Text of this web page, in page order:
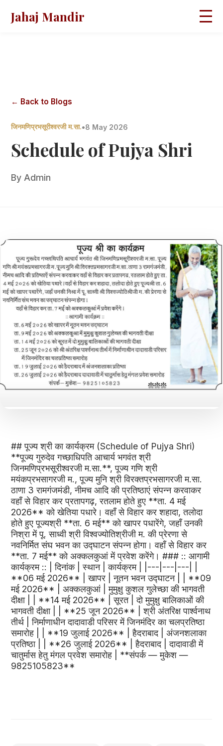
Jahaj Mandir
← Back to Blogs
जिनमणिप्रभसूरीश्वरजी म.सा.•8 May 2026
Schedule of Pujya Shri
By Admin
## पूज्य श्री का कार्यक्रम (Schedule of Pujya Shri)
**पूज्य गुरुदेव गच्छाधिपति आचार्य भगवंत श्री
जिनमणिप्रभसूरीश्वरजी म.सा.**, पूज्य गणि श्री
मयंकप्रभसागरजी म., पूज्य मुनि श्री विरक्तप्रभसागरजी म.सा.
ठाणा 3 रामगंजमंडी, नीमच आदि की प्रतिष्ठाएं संपन्न करवाकर
वहाँ से विहार कर प्रतापगढ़, रतलाम होते हुए **ता. 4 मई
2026** को खेतिया पधारे। वहाँ से विहार कर शहादा, तलोदा
होते हुए पूज्यश्री **ता. 6 मई** को खापर पधारेंगे, जहाँ उनकी
निश्रा में पू. साध्वी श्री विश्वज्योतिश्रीजी म. की प्रेरणा से
नवनिर्मित संघ भवन का उद्घाटन संपन्न होगा। वहाँ से विहार कर
**ता. 7 मई** को अक्कलकुआं में प्रवेश करेंगे। ### :: आगामी
कार्यक्रम :: | दिनांक | स्थान | कार्यक्रम | |---|---|---| |
**06 मई 2026** | खापर | नूतन भवन उद्घाटन | | **09
मई 2026** | अक्कलकुआं | मुमुक्षु कुशल गुलेच्छा की भागवती
दीक्षा | | **14 मई 2026** | सूरत | दो मुमुक्षु बालिकाओं की
भागवती दीक्षा | | **25 जून 2026** | श्री अंतरिक्ष पार्श्वनाथ
तीर्थ | निर्माणाधीन दादावाडी परिसर में जिनमंदिर का चलप्रतिष्ठा
समारोह | | **19 जुलाई 2026** | हैदराबाद | अंजनशलाका
प्रतिष्ठा | | **26 जुलाई 2026** | हैदराबाद | दादावाडी में
चातुर्मास हेतु मंगल प्रवेश समारोह | **संपर्क — मुकेश —
9825105823**